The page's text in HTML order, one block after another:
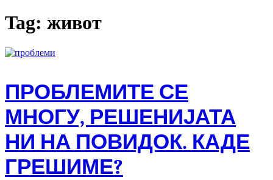
Tag: живот
ПРОБЛЕМИТЕ СЕ
МНОГУ, РЕШЕНИЈАТА
НИ НА ПОВИДОК. КАДЕ
ГРЕШИМЕ?